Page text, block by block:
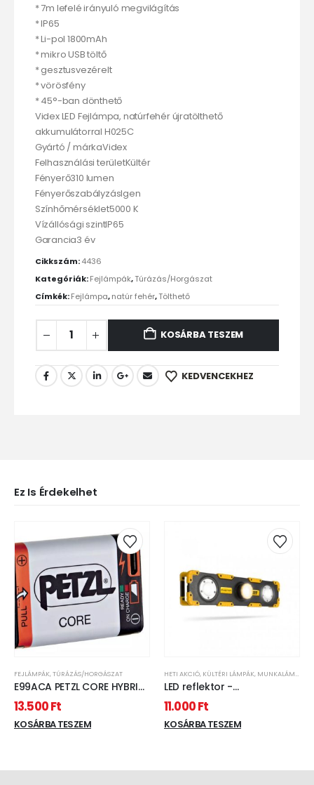
* 7m lefelé irányuló megvilágítás
* IP65
* Li-pol 1800mAh
* mikro USB töltő
* gesztusvezérelt
* vörösfény
* 45°-ban dönthető
Videx LED Fejlámpa, natúrfehér újratölthető
akkumulátorral H025C
Gyártó / márkaVidex
Felhasználási területKültér
Fényerő310 lumen
FényerőszabályzásIgen
Színhőmérséklet5000 K
Vízállósági szintIP65
Garancia3 év
Cikkszám:4436
Kategóriák:Fejlámpák,Túrázás/Horgászat
Címkék:Fejlámpa,natúr fehér,Tölthető
KOSÁRBA TESZEM
KEDVENCEKHEZ
Ez Is Érdekelhet
FEJLÁMPÁK,TÚRÁZÁS/HORGÁSZAT
E99ACA PETZL CORE HYBRID
AKKUMULÁTOR
FEJLÁMPÁKHOZ LI-ION
1250MAH USB TÖLTŐS
13.500Ft
KOSÁRBA TESZEM
HETI AKCIÓ, KÜLTÉRI LÁMPÁK, MUNKALÁMPÁK
LED reflektor -
akkumulátoros,
dimmerelhető,
fókuszálható - 1500 lumen
11.000Ft
KOSÁRBA TESZEM